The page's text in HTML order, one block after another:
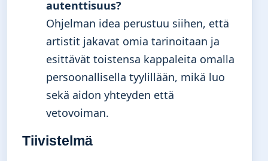
autenttisuus?
Ohjelman idea perustuu siihen, että
artistit jakavat omia tarinoitaan ja
esittävät toistensa kappaleita omalla
persoonallisella tyylillään, mikä luo
sekä aidon yhteyden että
vetovoiman.
Tiivistelmä